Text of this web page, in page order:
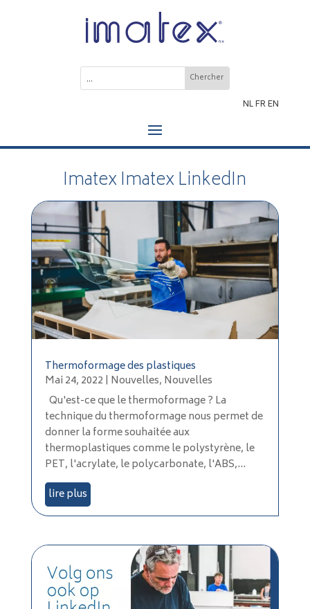
NLFREN
Imatex Imatex LinkedIn
Thermoformage des plastiques
Mai 24, 2022 | Nouvelles, Nouvelles
Qu'est-ce que le thermoformage ? La
technique du thermoformage nous permet de
donner la forme souhaitée aux
thermoplastiques comme le polystyrène, le
PET, l'acrylate, le polycarbonate, l'ABS,...
lire plus